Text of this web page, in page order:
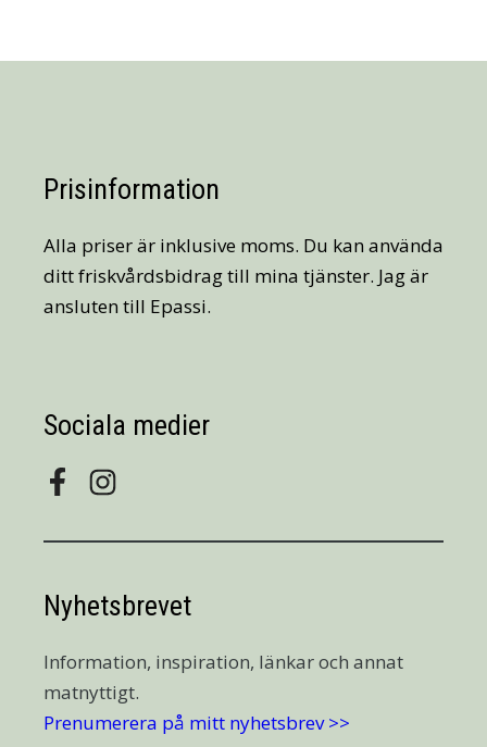
Prisinformation
Alla priser är inklusive moms. Du kan använda
ditt friskvårdsbidrag till mina tjänster. Jag är
ansluten till Epassi.
Sociala medier
Nyhetsbrevet
Information, inspiration, länkar och annat
matnyttigt.
Prenumerera på mitt nyhetsbrev >>